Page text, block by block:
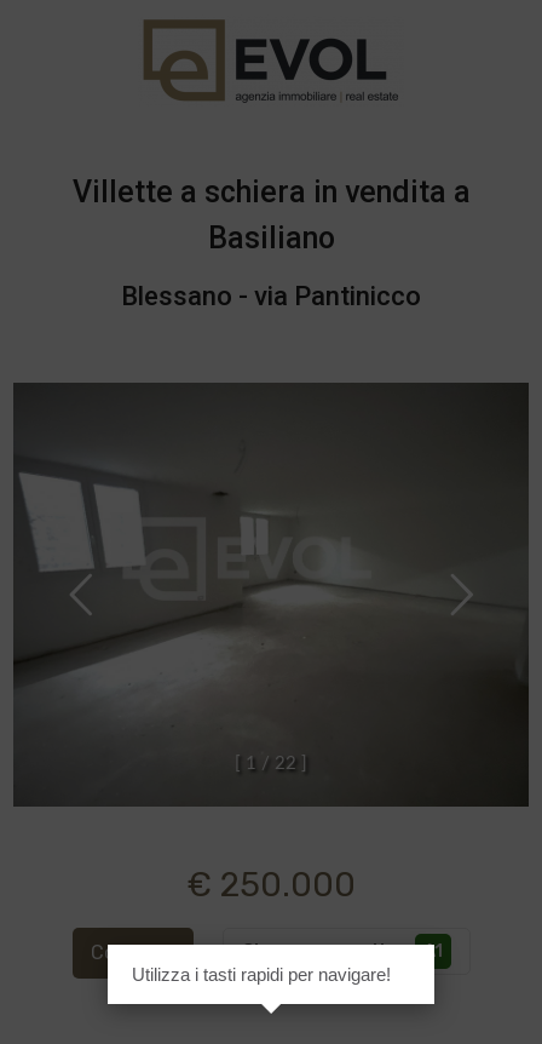
Villette a schiera in vendita a
Basiliano
Blessano - via Pantinicco
1 / 22
€ 250.000
Cod. GI41 Classe energetica: A1
Utilizza i tasti rapidi per navigare!